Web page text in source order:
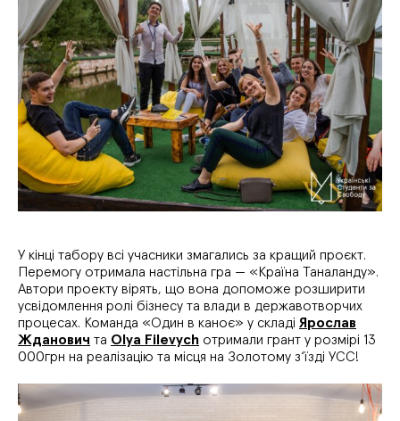
У кінці табору всі учасники змагались за кращий проєкт.
Перемогу отримала настільна гра — «Країна Таналанду».
Автори проекту вірять, що вона допоможе розширити
усвідомлення ролі бізнесу та влади в державотворчих
процесах. Команда «Один в каноє» у складі Ярослав
Жданович та Olya Filevych отримали грант у розмірі 13
000грн на реалізацію та місця на Золотому з‘їзді УСС!